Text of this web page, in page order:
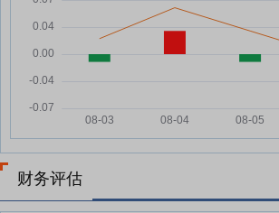
财务评估